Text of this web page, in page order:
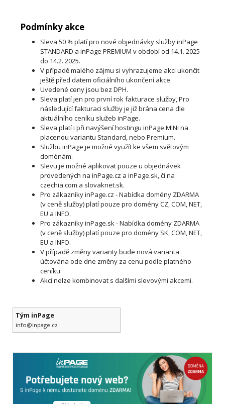
Podmínky akce
Sleva 50 % platí pro nové objednávky služby inPage
STANDARD a inPage PREMIUM v období od 14.1. 2025
do 14.2. 2025.
V případě malého zájmu si vyhrazujeme akci ukončit
ještě před datem oficiálního ukončení akce.
Uvedené ceny jsou bez DPH.
Sleva platí jen pro první rok fakturace služby, Pro
následující fakturaci služby je již brána cena dle
aktuálního ceníku služeb inPage.
Sleva platí i při navýšení hostingu inPage MINI na
placenou variantu Standard, nebo Premium.
Službu inPage je možné využít ke všem světovým
doménám.
Slevu je možné aplikovat pouze u objednávek
provedených na inPage.cz a inPage.sk, či na
czechia.com a slovaknet.sk.
Pro zákazníky inPage.cz - Nabídka domény ZDARMA
(v ceně služby) platí pouze pro domény CZ, COM, NET,
EU a INFO.
Pro zákazníky inPage.sk - Nabídka domény ZDARMA
(v ceně služby) platí pouze pro domény SK, COM, NET,
EU a INFO.
V případě změny varianty bude nová varianta
účtována ode dne změny za cenu podle platného
ceníku.
Akci nelze kombinovat s dalšími slevovými akcemi.
Tým inPage
info@inpage.cz